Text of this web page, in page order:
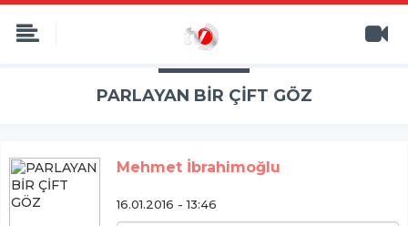
PARLAYAN BİR ÇİFT GÖZ
Mehmet İbrahimoğlu
16.01.2016 - 13:46